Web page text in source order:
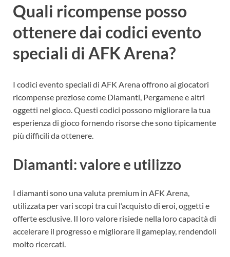
Quali ricompense posso
ottenere dai codici evento
speciali di AFK Arena?
I codici evento speciali di AFK Arena offrono ai giocatori
ricompense preziose come Diamanti, Pergamene e altri
oggetti nel gioco. Questi codici possono migliorare la tua
esperienza di gioco fornendo risorse che sono tipicamente
più difficili da ottenere.
Diamanti: valore e utilizzo
I diamanti sono una valuta premium in AFK Arena,
utilizzata per vari scopi tra cui l’acquisto di eroi, oggetti e
offerte esclusive. Il loro valore risiede nella loro capacità di
accelerare il progresso e migliorare il gameplay, rendendoli
molto ricercati.